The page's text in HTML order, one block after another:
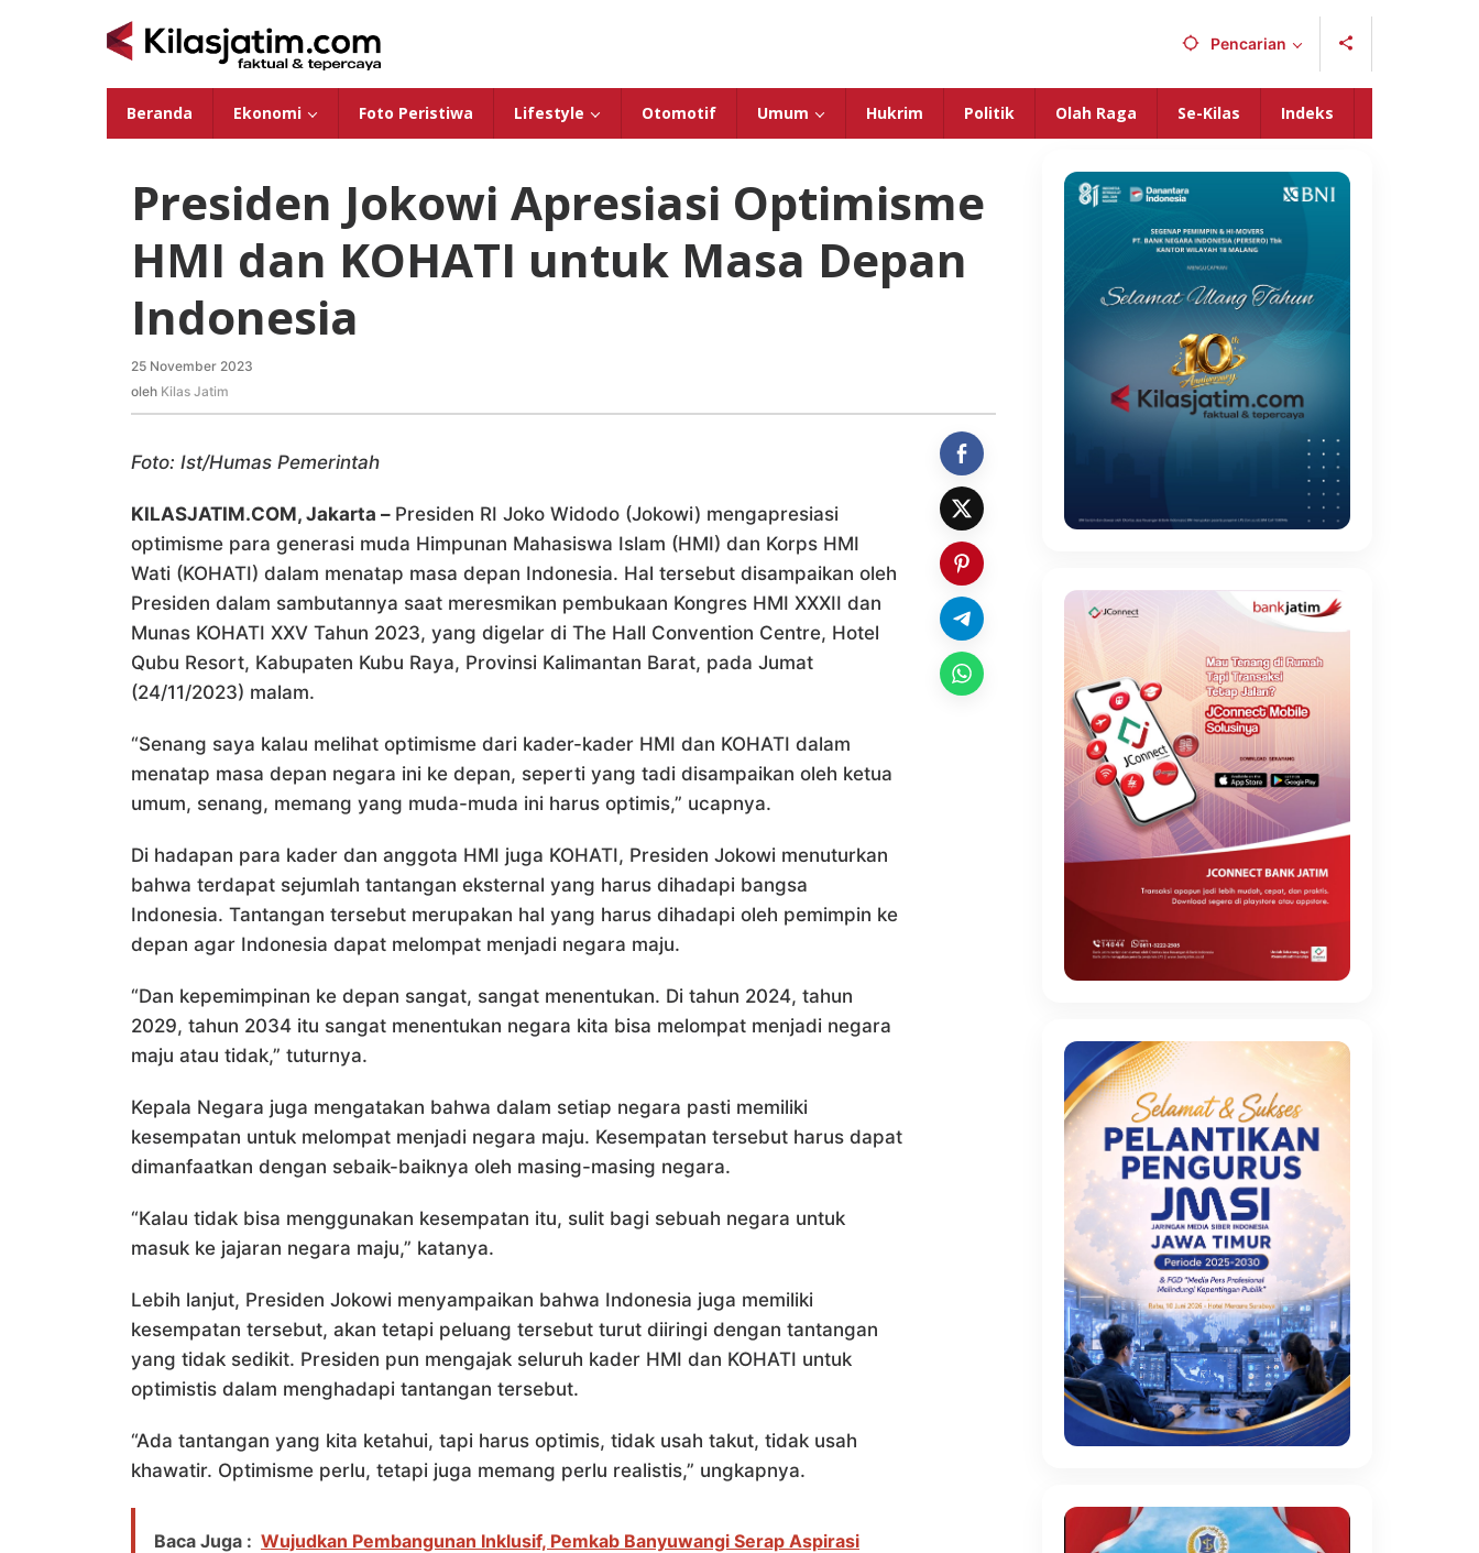
Pencarian
Beranda Ekonomi Foto Peristiwa Lifestyle Otomotif Umum Hukrim Politik Olah Raga Se-Kilas Indeks
Presiden Jokowi Apresiasi Optimisme
HMI dan KOHATI untuk Masa Depan
Indonesia
25 November 2023
oleh Kilas Jatim
Foto: Ist/Humas Pemerintah
KILASJATIM.COM, Jakarta – Presiden RI Joko Widodo (Jokowi) mengapresiasi
optimisme para generasi muda Himpunan Mahasiswa Islam (HMI) dan Korps HMI
Wati (KOHATI) dalam menatap masa depan Indonesia. Hal tersebut disampaikan oleh
Presiden dalam sambutannya saat meresmikan pembukaan Kongres HMI XXXII dan
Munas KOHATI XXV Tahun 2023, yang digelar di The Hall Convention Centre, Hotel
Qubu Resort, Kabupaten Kubu Raya, Provinsi Kalimantan Barat, pada Jumat
(24/11/2023) malam.
“Senang saya kalau melihat optimisme dari kader-kader HMI dan KOHATI dalam
menatap masa depan negara ini ke depan, seperti yang tadi disampaikan oleh ketua
umum, senang, memang yang muda-muda ini harus optimis,” ucapnya.
Di hadapan para kader dan anggota HMI juga KOHATI, Presiden Jokowi menuturkan
bahwa terdapat sejumlah tantangan eksternal yang harus dihadapi bangsa
Indonesia. Tantangan tersebut merupakan hal yang harus dihadapi oleh pemimpin ke
depan agar Indonesia dapat melompat menjadi negara maju.
“Dan kepemimpinan ke depan sangat, sangat menentukan. Di tahun 2024, tahun
2029, tahun 2034 itu sangat menentukan negara kita bisa melompat menjadi negara
maju atau tidak,” tuturnya.
Kepala Negara juga mengatakan bahwa dalam setiap negara pasti memiliki
kesempatan untuk melompat menjadi negara maju. Kesempatan tersebut harus dapat
dimanfaatkan dengan sebaik-baiknya oleh masing-masing negara.
“Kalau tidak bisa menggunakan kesempatan itu, sulit bagi sebuah negara untuk
masuk ke jajaran negara maju,” katanya.
Lebih lanjut, Presiden Jokowi menyampaikan bahwa Indonesia juga memiliki
kesempatan tersebut, akan tetapi peluang tersebut turut diiringi dengan tantangan
yang tidak sedikit. Presiden pun mengajak seluruh kader HMI dan KOHATI untuk
optimistis dalam menghadapi tantangan tersebut.
“Ada tantangan yang kita ketahui, tapi harus optimis, tidak usah takut, tidak usah
khawatir. Optimisme perlu, tetapi juga memang perlu realistis,” ungkapnya.
Baca Juga : Wujudkan Pembangunan Inklusif, Pemkab Banyuwangi Serap Aspirasi